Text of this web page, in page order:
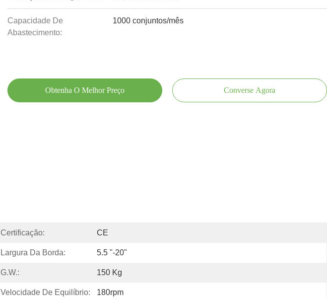
Capacidade De
Abastecimento:
1000 conjuntos/mês
Obtenha O Melhor Preço Converse Agora
Certificação: CE
Largura Da Borda: 5.5 "-20"
G.W.: 150 Kg
Velocidade De Equilíbrio: 180rpm